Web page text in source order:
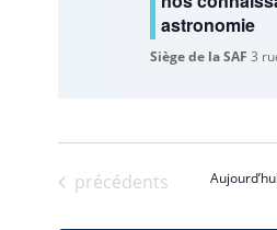
astronomie
Siège de la SAF3
Évènements
précédents Aujourd’hui